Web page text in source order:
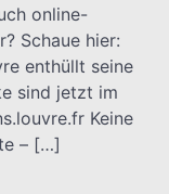
online-
Schaue hier:
enthüllt seine
sind jetzt im
Keine
– […]